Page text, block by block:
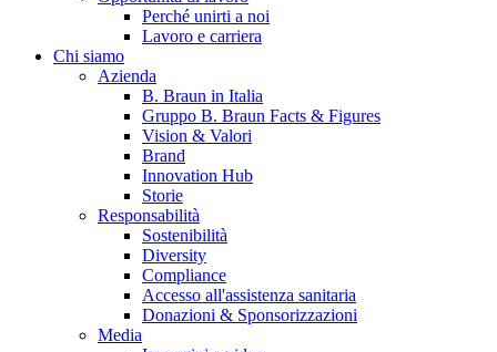
Scopri chi siamo ed entra nel mondo di B. Braun in Italia: 4
sedi, 4 aziende, più di 700 dipendenti e un Centro di
Eccellenza a livello globale.
Perché unirti a noi
Lavoro e carriera
Chi siamo
Azienda
B. Braun in Italia
Gruppo B. Braun Facts & Figures
Vision & Valori
Brand
Innovation Hub
Storie
Responsabilità
Sostenibilità
Diversity
Compliance
Accesso all'assistenza sanitaria
Donazioni & Sponsorizzazioni
Media